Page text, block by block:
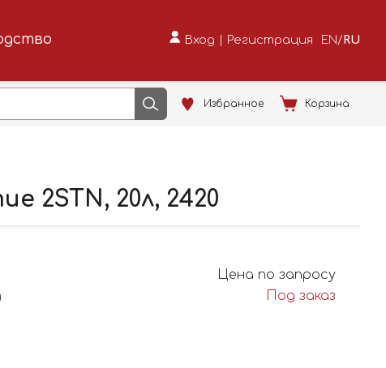
Вход | Регистрация EN /RU
Избранное Корзина
2STN, 20л, 2420
Цена по запросу
Под заказ